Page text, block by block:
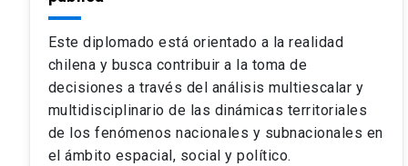
Este diplomado está orientado a la realidad
chilena y busca contribuir a la toma de
decisiones a través del análisis multiescalar y
multidisciplinario de las dinámicas territoriales
de los fenómenos nacionales y subnacionales en
el ámbito espacial, social y político.